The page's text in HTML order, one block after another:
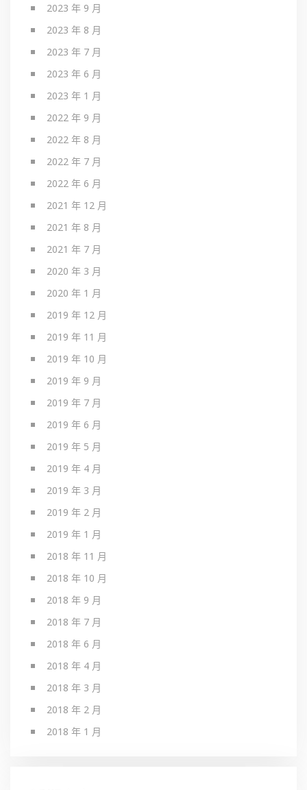
2023 年 9 月
2023 年 8 月
2023 年 7 月
2023 年 6 月
2023 年 1 月
2022 年 9 月
2022 年 8 月
2022 年 7 月
2022 年 6 月
2021 年 12 月
2021 年 8 月
2021 年 7 月
2020 年 3 月
2020 年 1 月
2019 年 12 月
2019 年 11 月
2019 年 10 月
2019 年 9 月
2019 年 7 月
2019 年 6 月
2019 年 5 月
2019 年 4 月
2019 年 3 月
2019 年 2 月
2019 年 1 月
2018 年 11 月
2018 年 10 月
2018 年 9 月
2018 年 7 月
2018 年 6 月
2018 年 4 月
2018 年 3 月
2018 年 2 月
2018 年 1 月